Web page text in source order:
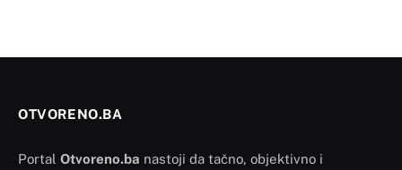
OTVORENO.BA
Portal Otvoreno.ba nastoji da tačno, objektivno i